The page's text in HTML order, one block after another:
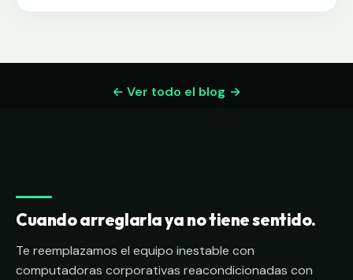
← Ver todo el blog
Cuando arreglarla ya no tiene sentido.
Te reemplazamos el equipo inestable con
computadoras corporativas reacondicionadas con